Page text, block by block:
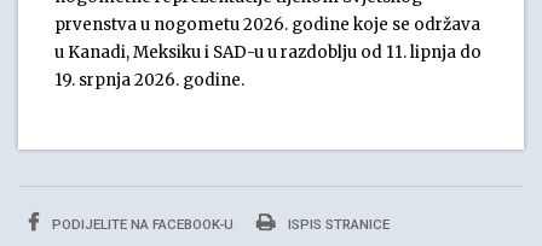
prvenstva u nogometu 2026. godine koje se održava
u Kanadi, Meksiku i SAD-u u razdoblju od 11. lipnja do
19. srpnja 2026. godine.
PODIJELITE NA FACEBOOK-U ISPIS STRANICE